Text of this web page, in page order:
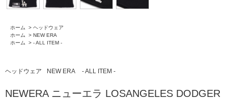
ホーム > ヘッドウェア
ホーム
> NEW ERA
ホーム
> - ALL ITEM -
ヘッドウェア NEW ERA - ALL ITEM -
NEWERA ニューエラ LOSANGELES DODGER